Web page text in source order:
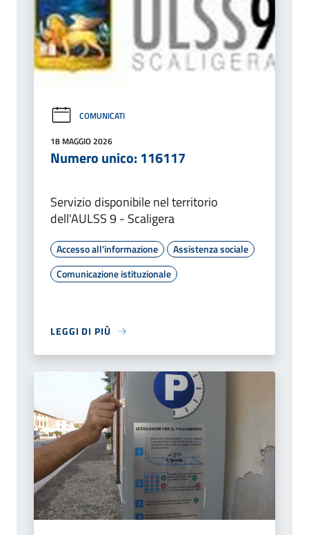
COMUNICATI
18 MAGGIO 2026
Numero unico: 116117
Servizio disponibile nel territorio
dell'AULSS 9 - Scaligera
Accesso all'informazione
Assistenza sociale
Comunicazione istituzionale
LEGGI DI PIÙ